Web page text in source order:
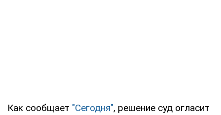
Как сообщает "Сегодня", решение суд огласит